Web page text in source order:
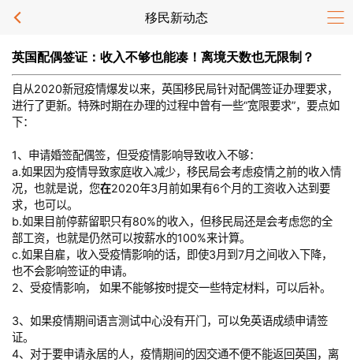
移民新动态
英国配偶签证：收入不够也能凑！离境天数也无限制？
自从2020新冠疫情爆发以来，英国移民局针对配偶签证办理要求，
进行了更新。特殊时期在办理的过程中曾有一些“宽限要求”，要点如
下：
1、申请婚签配偶签，但受疫情影响导致收入不够：
a.如果因为疫情导致家庭收入减少，移民局会考虑疫情之前的收入情
况，也就是说，您在2020年3月前如果有6个月的工资收入达到要
求，也可以。
b.如果目前停薪留职只有80%的收入，但移民局还是会考虑您的全
部工资，也就是仍然可以按薪水的100%来计算。
c.如果自雇，收入受疫情影响的话，即使3月到7月之间收入下降，
也不会影响签证的申请。
2、受疫情影响， 如果不能够按时提交一些特定材料，可以后补。
3、如果疫情期间语言测试中心没有开门，可以免英语成绩申请签
证。
4、对于要申请永居的人，疫情期间的因交通不便不能返回英国，离